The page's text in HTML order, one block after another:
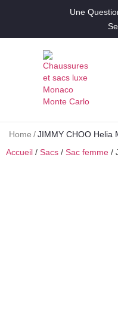
Une
Home /JIMMY CHOO Helia
Accueil / Sacs / Sac femme /